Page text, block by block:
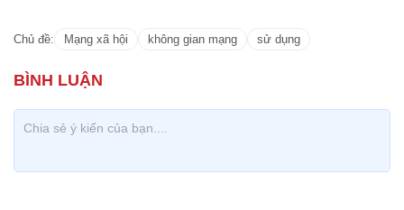
Chủ đề: Mạng xã hội không gian mạng sử dụng